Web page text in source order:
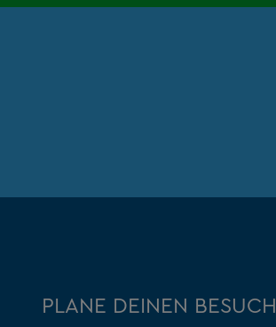
PLANE DEINEN BESUCH